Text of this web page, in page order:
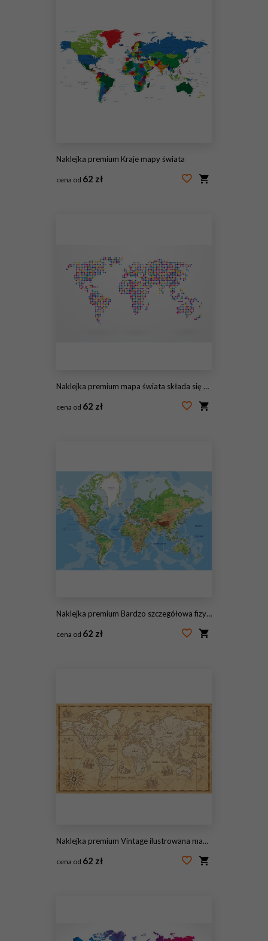
Naklejka premium Kraje mapy świata
cena od 62 zł
Naklejka premium mapa świata składa się z małych kolorowych kropek
cena od 62 zł
Naklejka premium Bardzo szczegółowa fizyczna mapa świata z etykietami.
cena od 62 zł
Naklejka premium Vintage ilustrowana mapa świata
cena od 62 zł